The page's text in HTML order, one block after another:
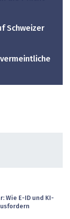
Schweizer
Wie E-ID und KI-